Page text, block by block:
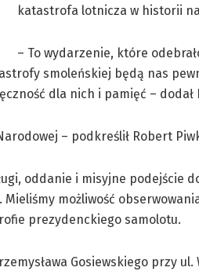
katastrofa lotnicza w historii
– To wydarzenie, które
smoleńskiej będą nas
dla nich i pamięć – dodał
– podkreślił Robert
oddanie i misyjne podejście
Mieliśmy możliwość
prezydenckiego samolotu.
Gosiewskiego przy ul.